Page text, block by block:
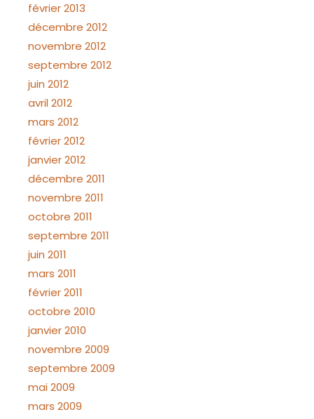
février 2013
décembre 2012
novembre 2012
septembre 2012
juin 2012
avril 2012
mars 2012
février 2012
janvier 2012
décembre 2011
novembre 2011
octobre 2011
septembre 2011
juin 2011
mars 2011
février 2011
octobre 2010
janvier 2010
novembre 2009
septembre 2009
mai 2009
mars 2009